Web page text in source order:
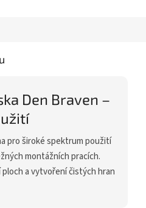
Den Braven –
pro široké spektrum použití
montážních pracích.
a vytvoření čistých hran